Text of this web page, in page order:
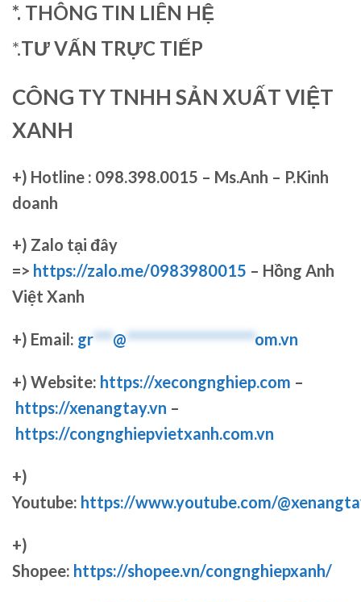
*. THÔNG TIN LIÊN HỆ
*.TƯ VẤN TRỰC TIẾP
CÔNG TY TNHH SẢN XUẤT VIỆT
XANH
+) Hotline : 098.398.0015 – Ms.Anh – P.Kinh
doanh
+) Zalo tại đây
=> https://zalo.me/0983980015 – Hồng Anh
Việt Xanh
+) Email: gr***@********************om.vn
+) Website: https://xecongnghiep.com –
https://xenangtay.vn –
https://congnghiepvietxanh.com.vn
+)
Youtube: https://www.youtube.com/
+)
Shopee: https://shopee.vn/congnghiepxanh/